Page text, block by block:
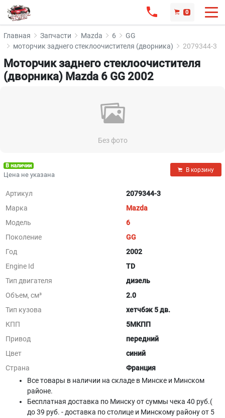
0
Главная Запчасти Mazda 6
GG
моторчик заднего стеклоочистителя (дворника)
2079344-3
Моторчик заднего стеклоочистителя
(дворника) Mazda 6 GG 2002
Без фото
В наличии
Цена не указана
В корзину
Артикул
2079344-3
Марка
Mazda
Модель
6
Поколение
GG
Год
2002
Engine Id
TD
Тип двигателя
дизель
Объем, см³
2.0
Тип кузова
хетчбэк 5 дв.
КПП
5МКПП
Привод
передний
Цвет
синий
Страна
Франция
Все товары в наличии на складе в Минскe и Минском
районе.
Бесплатная доставка по Минску от суммы чека 40 руб.(
до 39 руб. - доставка по столице и Минскому району от 5